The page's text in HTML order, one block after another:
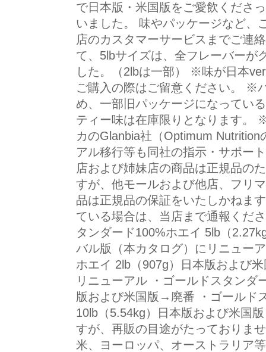
で日本版・米国版をご愛飲くださ
いました。 味やパッケージなど、
店のカスタマーサービスまでご連
て、5lbサイズは、全フレーバーが
した。（2lbは一部） ※味が日本
ご購入の際はご留意ください。 ※
め、一部旧パッケージになってい
ティー味は在庫限りとなります。
カのGlanbia社（Optimum
アル移行等も同社の指示・サポー
店および姉妹店の商品は正規品の
すが、他モールおよび他店、フリ
品は正規品の保証をいたしかねま
ている場合は、当店まで通報くだ
タンダード100%ホエイ 5lb（
バル版（本カタログ）にリニュー
ホエイ 2lb（907g）日本版および
リニューアル ・ゴールドスタンダ
版および米国版→廃番 ・ゴールド
10lb（5.54kg）日本版および米国
すが、再販の目途がたっておりま
米、ヨーロッパ、オーストラリア